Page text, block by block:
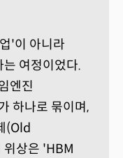
'이 아니라
는 여정이었다.
엔진
하나로 묶이며,
(Old
상은 'HBM